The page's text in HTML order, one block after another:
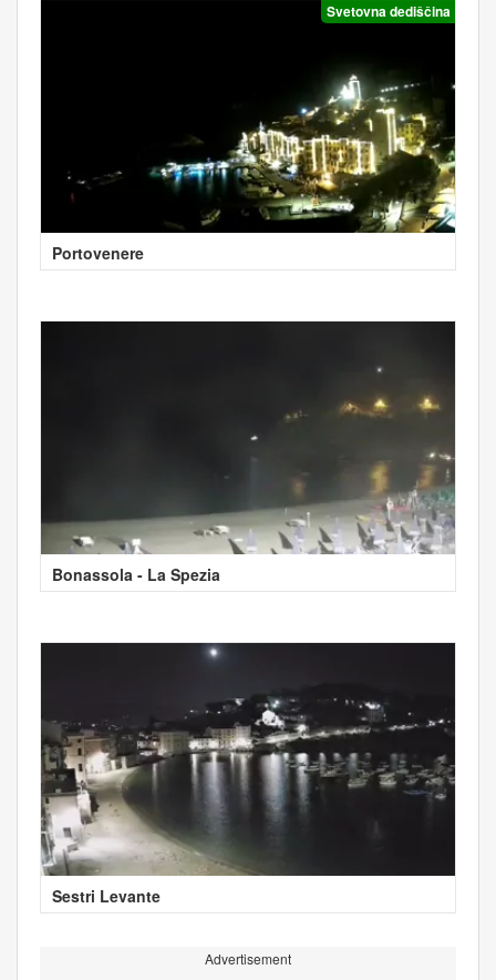
Svetovna dediščina
Portovenere
Bonassola - La Spezia
Sestri Levante
Advertisement